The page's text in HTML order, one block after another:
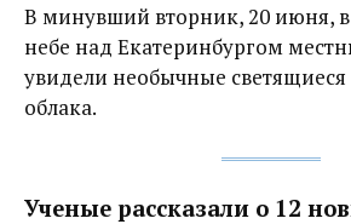
В минувший вторник, 20 июня,
небе над Екатеринбургом
увидели необычные
облака.
Ученые рассказали о 12